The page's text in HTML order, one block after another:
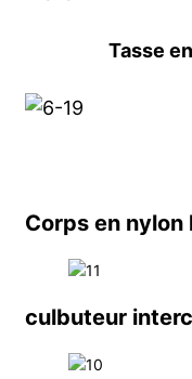
Tasse
Corps en
culbuteur